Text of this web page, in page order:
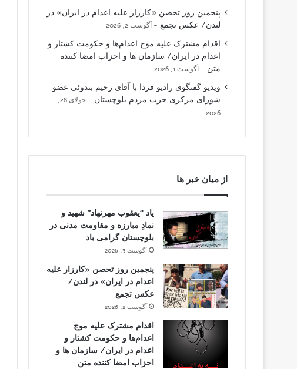
پنجمین روز تحصن «کارزار علیه اعدام در ایران» در
لندن/ عکس تجمع
آگوست 2, 2026
اقدام مشترک علیه موج اعدام‌ها و حکومت کشتار و
اعدام در ایران/ سازمان ها و احزاب امضا کننده
متن
آگوست 1, 2026
ویدیو گفتگوی رادیو فردا با آقای رحیم بندوئی عضو
شورای مرکزی حزب مردم بلوچستان
جولای 28,
2026
از میان خبر ها
یاد “یعقوب مهرنهاد” شهید و
نمادِ مبارزه و مقاومت مدنی در
بلوچستان گرامی باد
آگوست 3, 2026
پنجمین روز تحصن «کارزار علیه
اعدام در ایران» در لندن/
عکس تجمع
آگوست 2, 2026
اقدام مشترک علیه موج
اعدام‌ها و حکومت کشتار و
اعدام در ایران/ سازمان ها و
احزاب امضا کننده متن